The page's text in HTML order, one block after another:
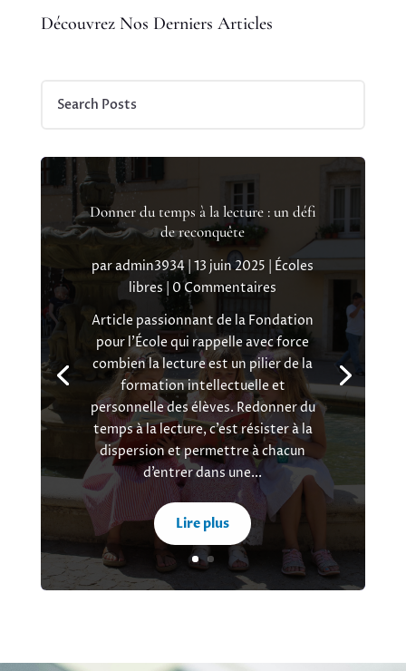
Découvrez Nos Derniers Articles
Donner du temps à la lecture : un défi
de reconquête
paradmin3934|13 juin 2025
Écoles
libres | 0 Commentaires
Article passionnant de la Fondation
pour l'École qui rappelle avec force
combien la lecture est un pilier de la
formation intellectuelle et
personnelle des élèves. Redonner du
temps à la lecture, c’est résister à la
dispersion et permettre à chacun
d’entrer dans une...
Lire plus